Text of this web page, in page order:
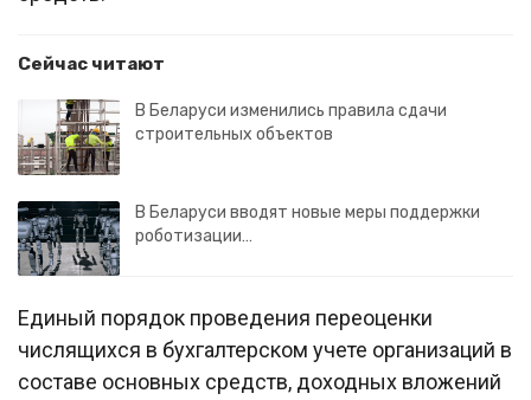
Сейчас читают
В Беларуси изменились правила сдачи
строительных объектов
В Беларуси вводят новые меры поддержки
роботизации…
Единый порядок проведения переоценки
числящихся в бухгалтерском учете организаций в
составе основных средств, доходных вложений